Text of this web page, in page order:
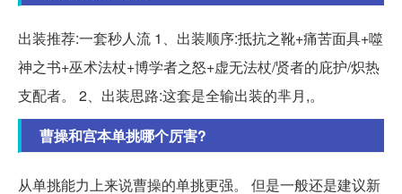
出装推荐:一套秒人流 1、出装顺序:抵抗之靴+痛苦面具+噬
神之书+巫术法杖+博学者之怒+虚无法杖/贤者的庇护/炽热
支配者。 2、出装思路:这套是全输出装的芈月,。
曹操和宫本单挑哪个厉害?
从单挑能力上来说曹操的单挑更强。 但是一般还是建议新